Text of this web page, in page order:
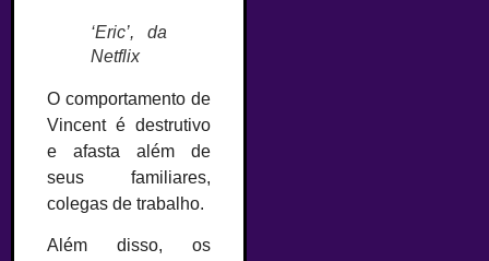
‘Eric’, da
Netflix
O comportamento de
Vincent é destrutivo
e afasta além de
seus familiares,
colegas de trabalho.
Além disso, os